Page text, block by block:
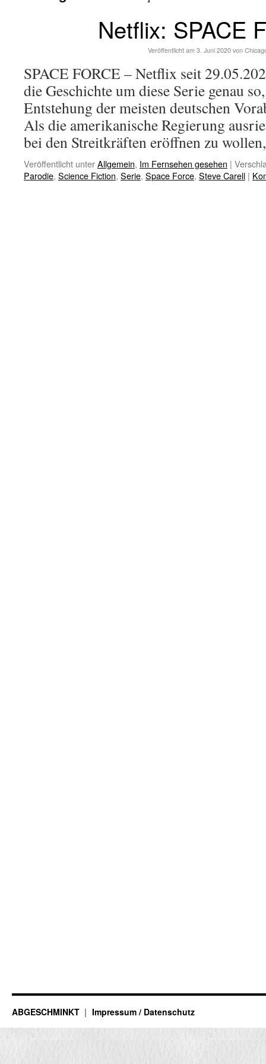
Netflix: SPACE
Veröffentlicht am 3. Juni 2020 von
SPACE FORCE – Netflix seit
die Geschichte um diese Serie genau
Entstehung der meisten deutschen
Als die amerikanische Regierung
bei den Streitkräften eröffnen zu
Veröffentlicht unterAllgemein, Im Fernsehen gesehen |
Parodie, Science Fiction, Serie, Space Force, Steve Carell |
ABGESCHMINKT Impressum / Datenschutz